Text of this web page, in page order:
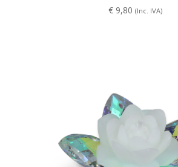
€ 9,80 (Inc. IVA)